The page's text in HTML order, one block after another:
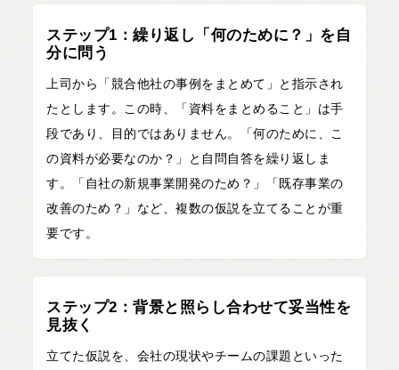
ステップ1：繰り返し「何のために？」を自
分に問う
上司から「競合他社の事例をまとめて」と指示され
たとします。この時、「資料をまとめること」は手
段であり、目的ではありません。「何のために、こ
の資料が必要なのか？」と自問自答を繰り返しま
す。「自社の新規事業開発のため？」「既存事業の
改善のため？」など、複数の仮説を立てることが重
要です。
ステップ2：背景と照らし合わせて妥当性を
見抜く
立てた仮説を、会社の現状やチームの課題といった